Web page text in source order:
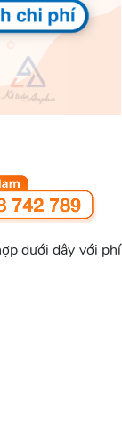
dưới dây với phí